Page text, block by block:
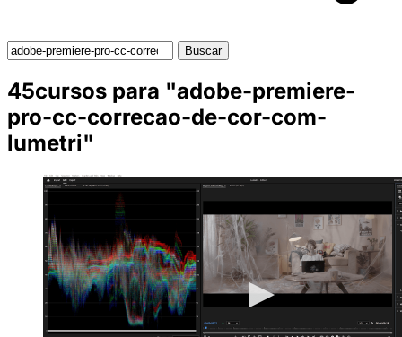
Buscar
45cursos para "adobe-premiere-
pro-cc-correcao-de-cor-com-
lumetri"